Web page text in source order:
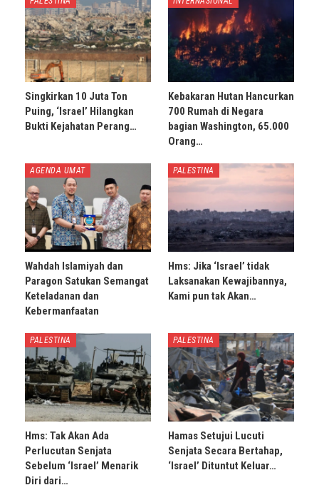
Singkirkan 10 Juta Ton
Puing, ‘Israel’ Hilangkan
Bukti Kejahatan Perang…
Kebakaran Hutan Hancurkan
700 Rumah di Negara
bagian Washington, 65.000
Orang…
AGENDA UMAT
Wahdah Islamiyah dan
Paragon Satukan Semangat
Keteladanan dan
Kebermanfaatan
PALESTINA
Hms: Jika ‘Israel’ tidak
Laksanakan Kewajibannya,
Kami pun tak Akan…
PALESTINA
Hms: Tak Akan Ada
Perlucutan Senjata
Sebelum ‘Israel’ Menarik
Diri dari…
PALESTINA
Hamas Setujui Lucuti
Senjata Secara Bertahap,
‘Israel’ Dituntut Keluar…